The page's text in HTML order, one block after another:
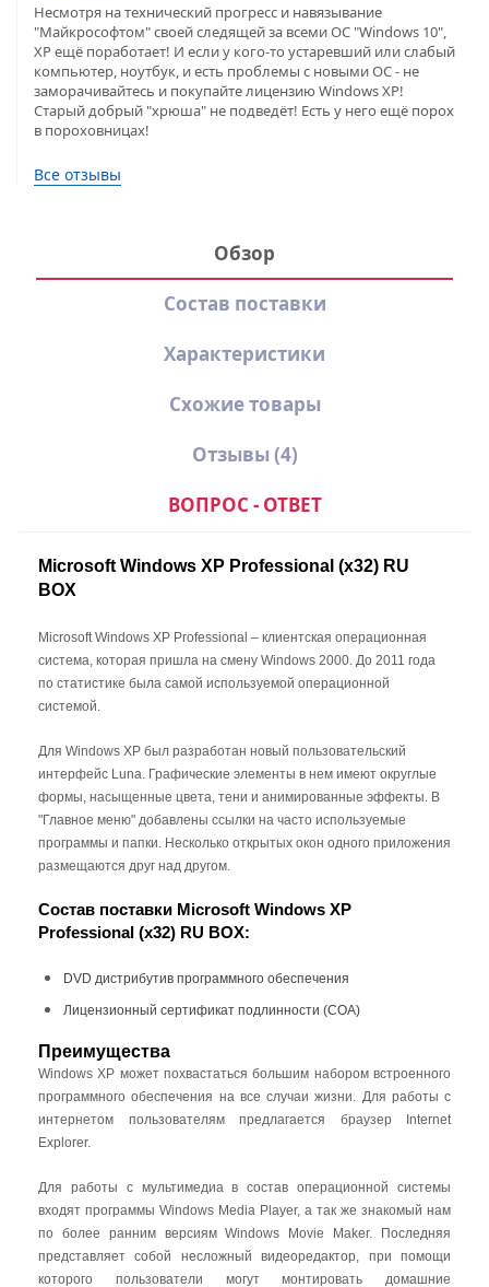
Hесмотря на технический прогресс и навязывание
"Майкрософтом" своей следящей за всеми ОС "Windows 10",
ХР ещё поработает! И если у кого-то устаревший или слабый
компьютер, ноутбук, и есть проблемы с новыми ОС - не
заморачивайтесь и покупайте лицензию Windows XP!
Старый добрый "хрюша" не подведёт! Есть у него ещё порох
в пороховницах!
Все отзывы
Обзор
Состав поставки
Характеристики
Схожие товары
Отзывы (4)
ВОПРОС - ОТВЕТ
(x32) RU BOX (Коробочная
версия):
При покупке Windows XP Professional
DVD-носитель с дистрибутивом
программного обеспечения, в
фирменной упаковке
Лицензионный сертификат
Что такое BOX версия
BOX
Коробочная версия продукта -
поставляется в фирменной упаковке.
Содержит DVD-диск с установочным
дистрибутивом и сертификат
Как заказать Коробочную версию
Microsoft Windows XP Professional
Microsoft Windows XP Professional (x32) RU
BOX
Microsoft Windows XP Professional – клиентская операционная
система, которая пришла на смену Windows 2000. До 2011 года
по статистике была самой используемой операционной
системой.
Для Windows XP был разработан новый пользовательский
интерфейс Luna. Графические элементы в нем имеют округлые
формы, насыщенные цвета, тени и анимированные эффекты. В
"Главное меню" добавлены ссылки на часто используемые
программы и папки. Несколько открытых окон одного приложения
размещаются друг над другом.
Состав поставки Microsoft Windows XP
Professional (x32) RU BOX:
DVD дистрибутив программного обеспечения
Лицензионный сертификат подлинности (COA)
Преимущества
Windows XP может похвастаться большим набором встроенного
программного обеспечения на все случаи жизни. Для работы с
интернетом пользователям предлагается браузер Internet
Explorer.
Для работы с мультимедиа в состав операционной системы
входят программы Windows Media Player, а так же знакомый нам
по более ранним версиям Windows Movie Maker. Последняя
представляет собой несложный видеоредактор, при помощи
которого пользователи могут монтировать домашние